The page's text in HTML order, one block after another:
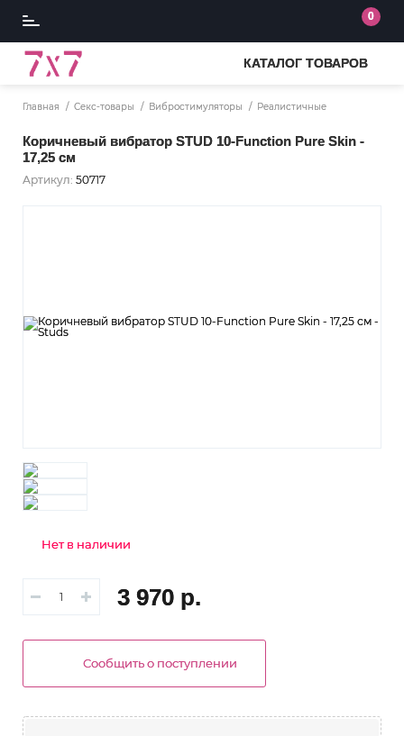
0
КАТАЛОГ ТОВАРОВ
Главная Секс-товары Вибростимуляторы Реалистичные
Коричневый вибратор STUD 10-Function Pure Skin -
17,25 см
Артикул: 50717
Нет в наличии
3 970 р.
Сообщить о поступлении